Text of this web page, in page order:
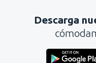
Descarga